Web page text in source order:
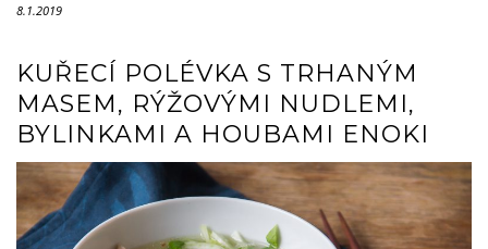
8.1.2019
KUŘECÍ POLÉVKA S TRHANÝM
MASEM, RÝŽOVÝMI NUDLEMI,
BYLINKAMI A HOUBAMI ENOKI